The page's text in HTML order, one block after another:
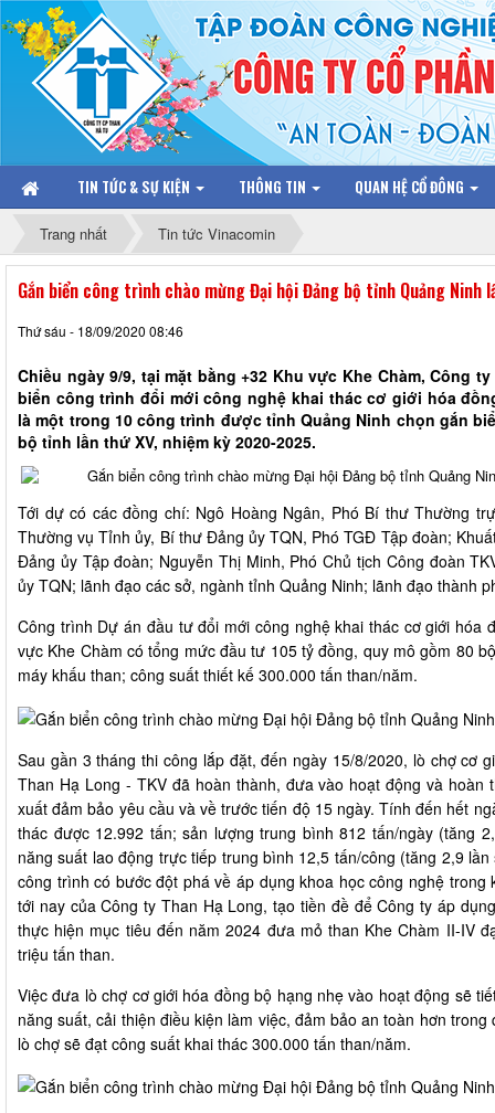
TIN TỨC & SỰ KIỆN THÔNG TIN QUAN HỆ CỔ ĐÔNG
Trang nhất Tin tức Vinacomin
Gắn biển công trình chào mừng Đại hội Đảng bộ tỉnh Quảng Ninh
Thứ sáu - 18/09/2020 08:46
Chiều ngày 9/9, tại mặt bằng +32 Khu vực Khe Chàm, Công
biển công trình đổi mới công nghệ khai thác cơ giới hóa
là một trong 10 công trình được tỉnh Quảng Ninh chọn gắn
bộ tỉnh lần thứ XV, nhiệm kỳ 2020-2025.
Tới dự có các đồng chí: Ngô Hoàng Ngân, Phó Bí thư Thường
Thường vụ Tỉnh ủy, Bí thư Đảng ủy TQN, Phó TGĐ Tập đoàn;
Đảng ủy Tập đoàn; Nguyễn Thị Minh, Phó Chủ tịch Công đoàn
ủy TQN; lãnh đạo các sở, ngành tỉnh Quảng Ninh; lãnh đạo thành
Công trình Dự án đầu tư đổi mới công nghệ khai thác cơ giới hóa
vực Khe Chàm có tổng mức đầu tư 105 tỷ đồng, quy mô gồm 80
máy khấu than; công suất thiết kế 300.000 tấn than/năm.
Sau gần 3 tháng thi công lắp đặt, đến ngày 15/8/2020, lò chợ cơ
Than Hạ Long - TKV đã hoàn thành, đưa vào hoạt động và
xuất đảm bảo yêu cầu và về trước tiến độ 15 ngày. Tính đến hết
thác được 12.992 tấn; sản lượng trung bình 812 tấn/ngày (tăng
năng suất lao động trực tiếp trung bình 12,5 tấn/công (tăng 2,9
công trình có bước đột phá về áp dụng khoa học công nghệ
tới nay của Công ty Than Hạ Long, tạo tiền đề để Công ty áp
thực hiện mục tiêu đến năm 2024 đưa mỏ than Khe Chàm II-IV
triệu tấn than.
Việc đưa lò chợ cơ giới hóa đồng bộ hạng nhẹ vào hoạt động sẽ
năng suất, cải thiện điều kiện làm việc, đảm bảo an toàn hơn
lò chợ sẽ đạt công suất khai thác 300.000 tấn than/năm.